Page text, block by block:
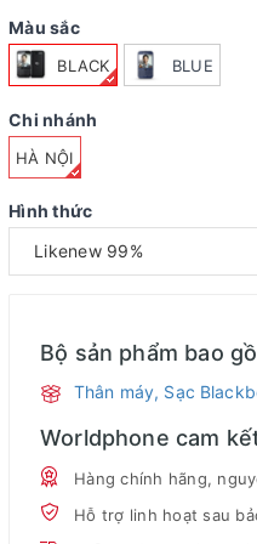
Màu sắc
BLACK BLUE
Chi nhánh
HÀ NỘI
Hình thức
Bộ sản phẩm bao
Thân máy, Sạc
Worldphone cam
Hàng chính hãng,
Hỗ trợ linh hoạt sau